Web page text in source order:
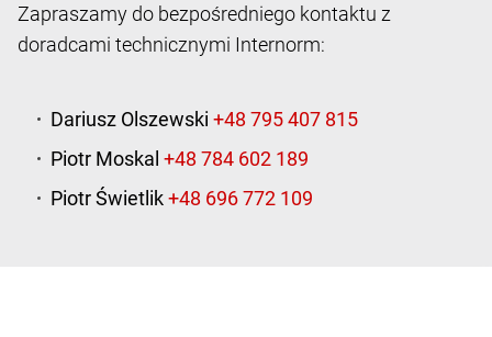
Zapraszamy do bezpośredniego kontaktu z
doradcami technicznymi Internorm:
Dariusz Olszewski
Piotr Moskal
Piotr Świetlik